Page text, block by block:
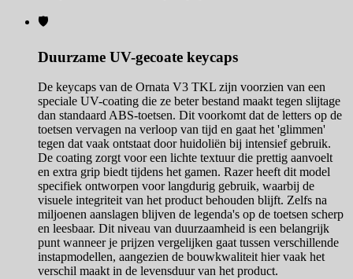
🛡️
Duurzame UV-gecoate keycaps
De keycaps van de Ornata V3 TKL zijn voorzien van een
speciale UV-coating die ze beter bestand maakt tegen slijtage
dan standaard ABS-toetsen. Dit voorkomt dat de letters op de
toetsen vervagen na verloop van tijd en gaat het 'glimmen'
tegen dat vaak ontstaat door huidoliën bij intensief gebruik.
De coating zorgt voor een lichte textuur die prettig aanvoelt
en extra grip biedt tijdens het gamen. Razer heeft dit model
specifiek ontworpen voor langdurig gebruik, waarbij de
visuele integriteit van het product behouden blijft. Zelfs na
miljoenen aanslagen blijven de legenda's op de toetsen scherp
en leesbaar. Dit niveau van duurzaamheid is een belangrijk
punt wanneer je prijzen vergelijken gaat tussen verschillende
instapmodellen, aangezien de bouwkwaliteit hier vaak het
verschil maakt in de levensduur van het product.